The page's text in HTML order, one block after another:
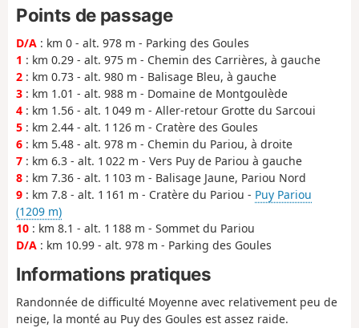
Points de passage
D/A : km 0 - alt. 978 m - Parking des Goules
1 : km 0.29 - alt. 975 m - Chemin des Carrières, à gauche
2 : km 0.73 - alt. 980 m - Balisage Bleu, à gauche
3 : km 1.01 - alt. 988 m - Domaine de Montgoulède
4 : km 1.56 - alt. 1 049 m - Aller-retour Grotte du Sarcoui
5 : km 2.44 - alt. 1 126 m - Cratère des Goules
6 : km 5.48 - alt. 978 m - Chemin du Pariou, à droite
7 : km 6.3 - alt. 1 022 m - Vers Puy de Pariou à gauche
8 : km 7.36 - alt. 1 103 m - Balisage Jaune, Pariou Nord
9 : km 7.8 - alt. 1 161 m - Cratère du Pariou - Puy Pariou
(1209 m)
10 : km 8.1 - alt. 1 188 m - Sommet du Pariou
D/A : km 10.99 - alt. 978 m - Parking des Goules
Informations pratiques
Randonnée de difficulté Moyenne avec relativement peu de
neige, la monté au Puy des Goules est assez raide.